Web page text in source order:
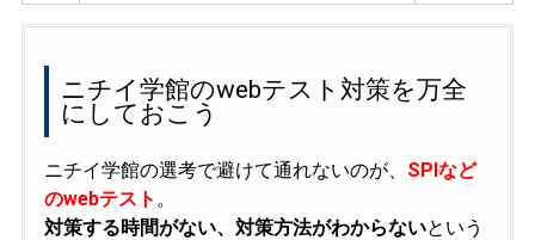
ニチイ学館のwebテスト対策を万全
にしておこう
ニチイ学館の選考で避けて通れないのが、 SPIなど
のwebテスト 。
対策する時間がない、対策方法がわからないという